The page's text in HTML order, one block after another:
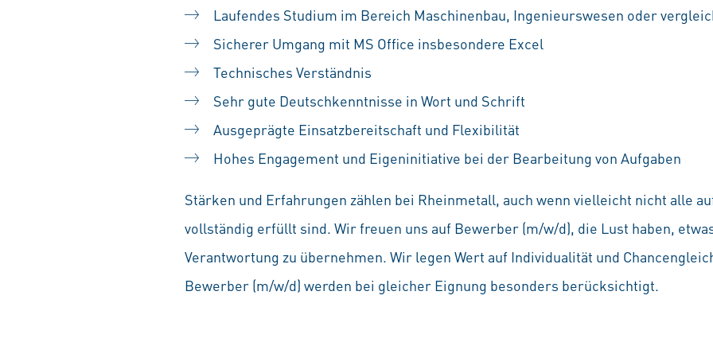
Laufendes Studium im Bereich Maschinenbau, Ingenieurswesen oder
Sicherer Umgang mit MS Office insbesondere Excel
Technisches Verständnis
Sehr gute Deutschkenntnisse in Wort und Schrift
Ausgeprägte Einsatzbereitschaft und Flexibilität
Hohes Engagement und Eigeninitiative bei der Bearbeitung von Aufgaben
Stärken und Erfahrungen zählen bei Rheinmetall, auch wenn vielleicht nicht alle
vollständig erfüllt sind. Wir freuen uns auf Bewerber (m/w/d), die Lust haben,
Verantwortung zu übernehmen. Wir legen Wert auf Individualität und
Bewerber (m/w/d) werden bei gleicher Eignung besonders berücksichtigt.